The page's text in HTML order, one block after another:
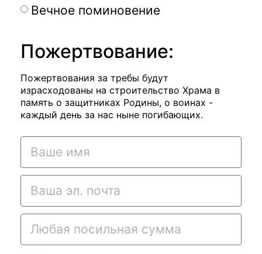
Вечное поминовение
Пожертвование:
Пожертвования за требы будут
израсходованы на строительство Храма в
память о защитниках Родины, о воинах -
каждый день за нас ныне погибающих.